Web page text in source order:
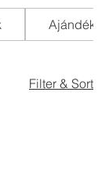
Filter & Sort